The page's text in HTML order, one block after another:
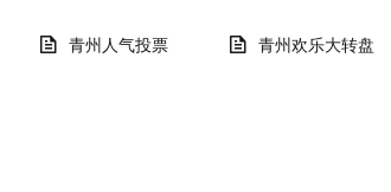
青州人气投票 青州欢乐大转盘